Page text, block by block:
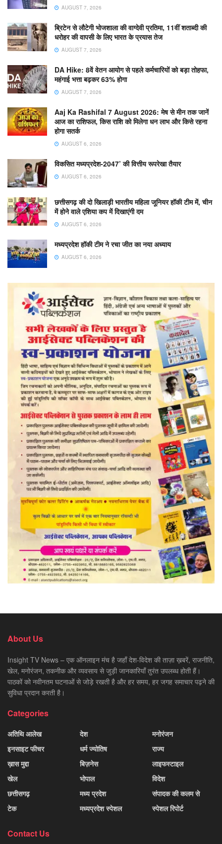
AUGUST 7, 2026
ब्रिटेन से लौटेगी भोजशाला की वाग्देवी प्रतिमा, 11वीं शताब्दी की
धरोहर की वापसी के लिए भारत के प्रयास तेज
AUGUST 7, 2026
DA Hike: 8वें वेतन आयोग से पहले कर्मचारियों को बड़ा तोहफा,
महंगाई भत्ता बढ़कर 63% होगा
AUGUST 7, 2026
Aaj Ka Rashifal 7 August 2026: मेष से मीन तक जानें
आज का राशिफल, किस राशि को मिलेगा धन लाभ और किसे रहना
होगा सतर्क
AUGUST 6, 2026
विकसित मध्यप्रदेश-2047’ की वित्तीय रूपरेखा तैयार
AUGUST 6, 2026
छत्तीसगढ़ की दो खिलाड़ी भारतीय महिला जूनियर हॉकी टीम में, चीन
में होने वाले एशिया कप में दिखाएंगी दम
AUGUST 6, 2026
मध्यप्रदेश हॉकी टीम ने रचा जीत का नया अध्याय
AUGUST 6, 2026
About Us
Insight TV News – एक ऑनलाइन मंच है जहाँ देश-विदेश की ताज़ा ख़बरें, राजनीति,
खेल, मनोरंजन, तकनीक और व्यवसाय से जुड़ी जानकारियाँ तुरंत उपलब्ध होती हैं।
पाठकों को नवीनतम घटनाओं से जोड़े रखती है और हर समय, हर जगह समाचार पढ़ने की
सुविधा प्रदान करती है।
Categories
अतिथि आलेख
इनसाइट फीचर
ख़ास मुद्दा
खेल
छत्तीसगढ़
टेक
देश
धर्म ज्योतिष
बिज़नेस
भोपाल
मध्य प्रदेश
मध्यप्रदेश स्पेशल
मनोरंजन
राज्य
लाइफस्टाइल
विदेश
संपादक की कलम से
स्पेशल रिपोर्ट
Contact Us